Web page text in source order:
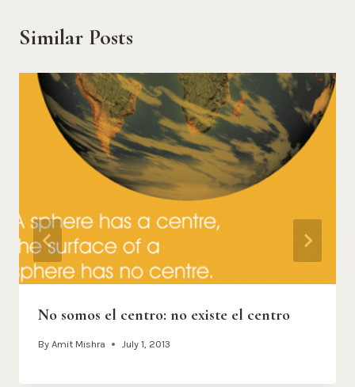
Similar Posts
No somos el centro: no existe el centro
By Amit Mishra July 1, 2013